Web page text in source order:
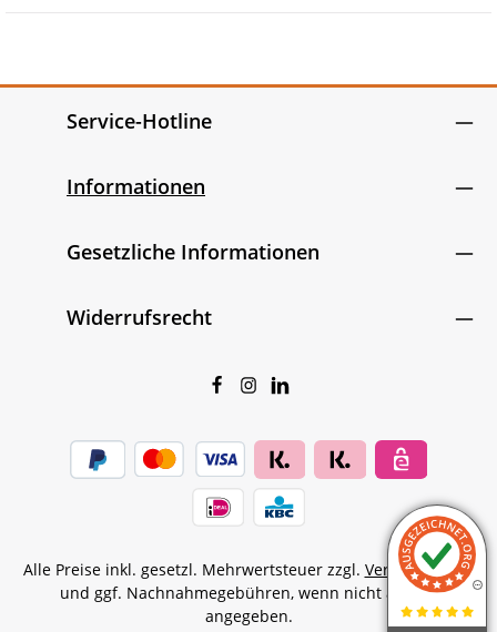
Service-Hotline
Informationen
Gesetzliche Informationen
Widerrufsrecht
Alle Preise inkl. gesetzl. Mehrwertsteuer zzgl. Versandkosten
und ggf. Nachnahmegebühren, wenn nicht anders
angegeben.